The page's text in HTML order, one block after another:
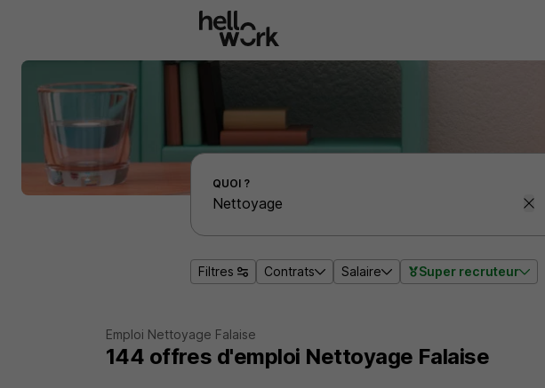
Effectuer une recherche d'emploi par localité
QUOI ?
Filtres Contrats Salaire Super recruteur
Emploi Nettoyage Falaise
144 offres d'emploi Nettoyage Falaise